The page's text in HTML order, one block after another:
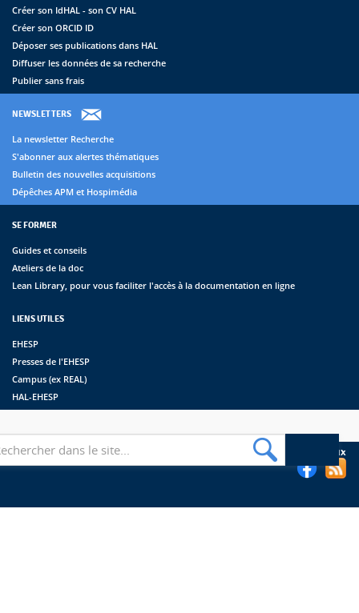
Créer son IdHAL - son CV HAL
Créer son ORCID ID
Déposer ses publications dans HAL
Diffuser les données de sa recherche
Publier sans frais
NEWSLETTERS
La newsletter Recherche
S'abonner aux alertes thématiques
Bulletin des nouvelles acquisitions
Dépêches APM et Hospimédia
SE FORMER
Guides et conseils
Ateliers de la doc
Lean Library, pour vous faciliter l'accès à la documentation en ligne
LIENS UTILES
EHESP
Presses de l'EHESP
Campus (ex REAL)
HAL-EHESP
Suivez les bibliothèques de l'EHESP sur les réseaux sociaux